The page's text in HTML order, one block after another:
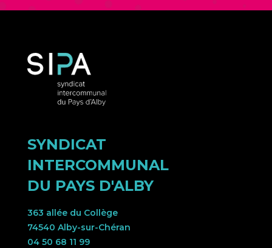
SYNDICAT
INTERCOMMUNAL
DU PAYS D'ALBY
363 allée du Collège
74540 Alby-sur-Chéran
04 50 68 11 99